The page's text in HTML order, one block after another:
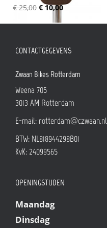
€ 25,00 € 10,00
CONTACTGEGEVENS
Zwaan Bikes Rotterdam
Weena 705
3013 AM Rotterdam
E-mail: rotterdam@czwaan.nl
BTW: NL818944298B01
KvK: 24099565
OPENINGSTIJDEN
Maandag
Dinsdag